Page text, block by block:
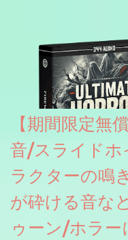
のあるDrumNetのメーカ
ソースを元に設計・改良
【期間限定無
音/スライドホ
ラクターの鳴
が砕ける音な
ゥーン/ホラー